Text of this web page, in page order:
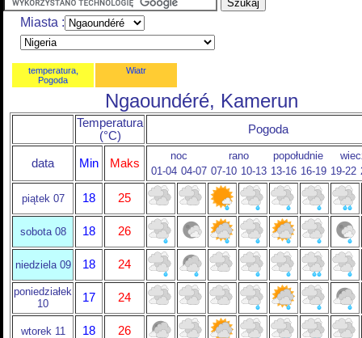
Miasta :
temperatura,
Pogoda
Wiatr
Ngaoundéré, Kamerun
Temperatura
(°C)
Pogoda
data Min Maks
noc rano popołudnie
01-04 04-07 07-10 10-13 13-16 16-19 19-22
piątek 07 18 25
sobota 08 18 26
niedziela 09 18 24
poniedziałek
10
17 24
wtorek 11 18 26